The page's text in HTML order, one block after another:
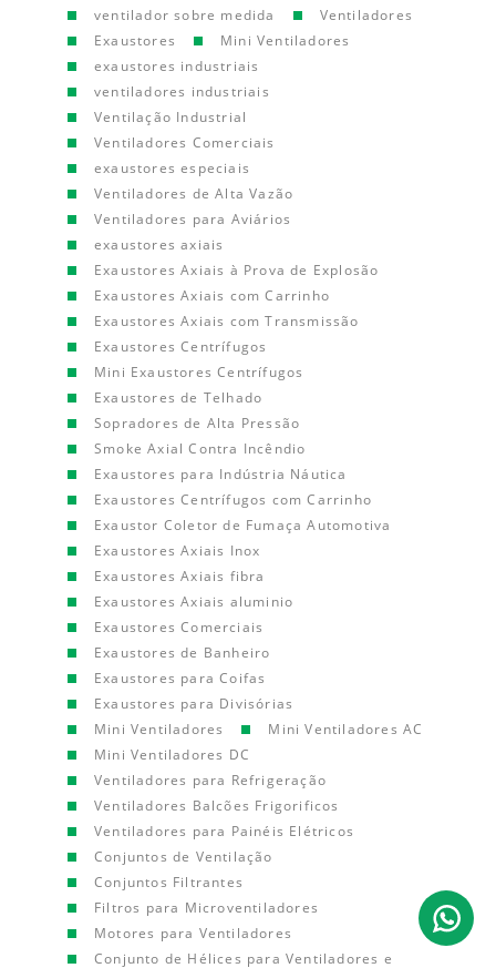
ventilador sobre medida
Ventiladores
Exaustores
Mini Ventiladores
exaustores industriais
ventiladores industriais
Ventilação Industrial
Ventiladores Comerciais
exaustores especiais
Ventiladores de Alta Vazão
Ventiladores para Aviários
exaustores axiais
Exaustores Axiais à Prova de Explosão
Exaustores Axiais com Carrinho
Exaustores Axiais com Transmissão
Exaustores Centrífugos
Mini Exaustores Centrífugos
Exaustores de Telhado
Sopradores de Alta Pressão
Smoke Axial Contra Incêndio
Exaustores para Indústria Náutica
Exaustores Centrífugos com Carrinho
Exaustor Coletor de Fumaça Automotiva
Exaustores Axiais Inox
Exaustores Axiais fibra
Exaustores Axiais aluminio
Exaustores Comerciais
Exaustores de Banheiro
Exaustores para Coifas
Exaustores para Divisórias
Mini Ventiladores
Mini Ventiladores AC
Mini Ventiladores DC
Ventiladores para Refrigeração
Ventiladores Balcões Frigorificos
Ventiladores para Painéis Elétricos
Conjuntos de Ventilação
Conjuntos Filtrantes
Filtros para Microventiladores
Motores para Ventiladores
Conjunto de Hélices para Ventiladores e